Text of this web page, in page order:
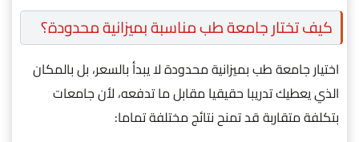
كيف تختار جامعة طب مناسبة بميزانية محدودة؟
اختيار جامعة طب بميزانية محدودة لا يبدأ بالسعر، بل بالمكان
الذي يعطيك تدريبا حقيقيا مقابل ما تدفعه، لأن جامعات
بتكلفة متقاربة قد تمنح نتائج مختلفة تماما: